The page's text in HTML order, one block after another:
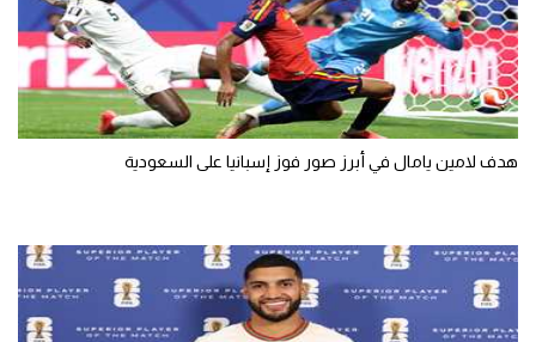
تحليل في الجول
حكايات في الجول
كويز في الجول
هدف لامين يامال في أبرز صور فوز إسبانيا على السعودية